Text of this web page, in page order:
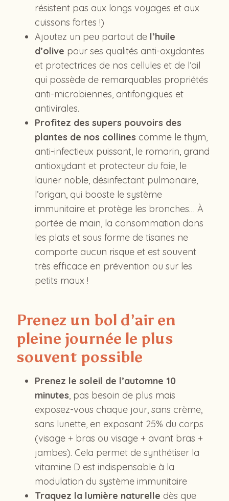
résistent pas aux longs voyages et aux
cuissons fortes !)
Ajoutez un peu partout de l’huile
d’olive pour ses qualités anti-oxydantes
et protectrices de nos cellules et de l’ail
qui possède de remarquables propriétés
anti-microbiennes, antifongiques et
antivirales.
Profitez des supers pouvoirs des
plantes de nos collines comme le thym,
anti-infectieux puissant, le romarin, grand
antioxydant et protecteur du foie, le
laurier noble, désinfectant pulmonaire,
l’origan, qui booste le système
immunitaire et protège les bronches… À
portée de main, la consommation dans
les plats et sous forme de tisanes ne
comporte aucun risque et est souvent
très efficace en prévention ou sur les
petits maux !
Prenez un bol d’air en
pleine journée le plus
souvent possible
Prenez le soleil de l’automne 10
minutes, pas besoin de plus mais
exposez-vous chaque jour, sans crème,
sans lunette, en exposant 25% du corps
(visage + bras ou visage + avant bras +
jambes). Cela permet de synthétiser la
vitamine D est indispensable à la
modulation du système immunitaire
Traquez la lumière naturelle dès que